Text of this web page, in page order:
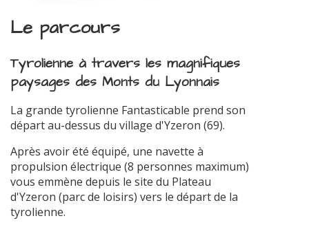
Le parcours
Tyrolienne à travers les magnifiques
paysages des Monts du Lyonnais
La grande tyrolienne Fantasticable prend son
départ au-dessus du village d'Yzeron (69).
Après avoir été équipé, une navette à
propulsion électrique (8 personnes maximum)
vous emmène depuis le site du Plateau
d'Yzeron (parc de loisirs) vers le départ de la
tyrolienne.